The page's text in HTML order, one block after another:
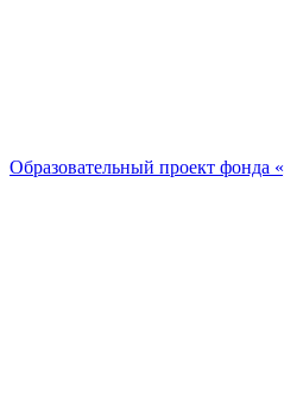
Образовательный проект фонда